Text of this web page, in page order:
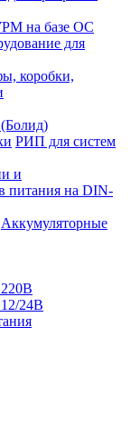
на базе ОС
для
коробки,
РИП для систем
и
питания на DIN-
Аккумуляторные
24В